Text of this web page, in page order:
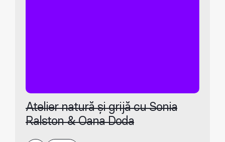
Atelier natură și grijă cu Sonia
Ralston & Oana Doda